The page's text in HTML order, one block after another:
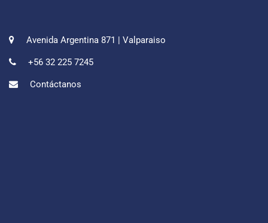
Avenida Argentina 871 | Valparaiso
+56 32 225 7245
Contáctanos